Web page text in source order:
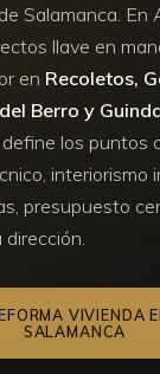
Salamanca. En
llave en
en Recoletos,
Berro y
los puntos
interiorismo
presupuesto
VIVIENDA
SALAMANCA